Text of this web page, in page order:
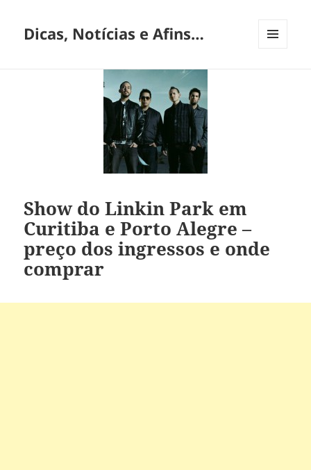
Dicas, Notícias e Afins…
Show do Linkin Park em
Curitiba e Porto Alegre –
preço dos ingressos e onde
comprar